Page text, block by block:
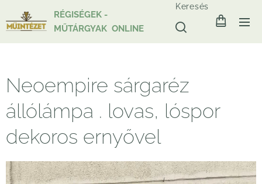
RÉGISÉGEK -
MŰTÁRGYAK ONLINE
Keresés
Neoempire sárgaréz
állólámpa . lovas, lóspor
dekoros ernyővel